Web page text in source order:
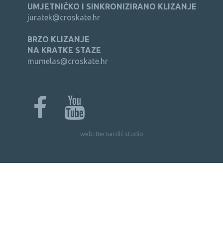
UMJETNIČKO I SINKRONIZIRANO KLIZANJE
juratek@croskate.hr
BRZO KLIZANJE
NA KRATKE STAZE
mumelas@croskate.hr
web: Bernardić studio